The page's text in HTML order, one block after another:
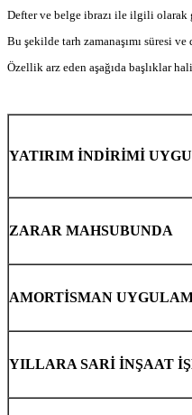
Defter ve belge ibrazı ile ilgili olarak
Bu şekilde tarh zamanaşımı süresi
Özellik arz eden aşağıda başlıklar
YATIRIM İNDİRİMİ
ZARAR MAHSUBUNDA
AMORTİSMAN
YILLARA SARİ İNŞAAT